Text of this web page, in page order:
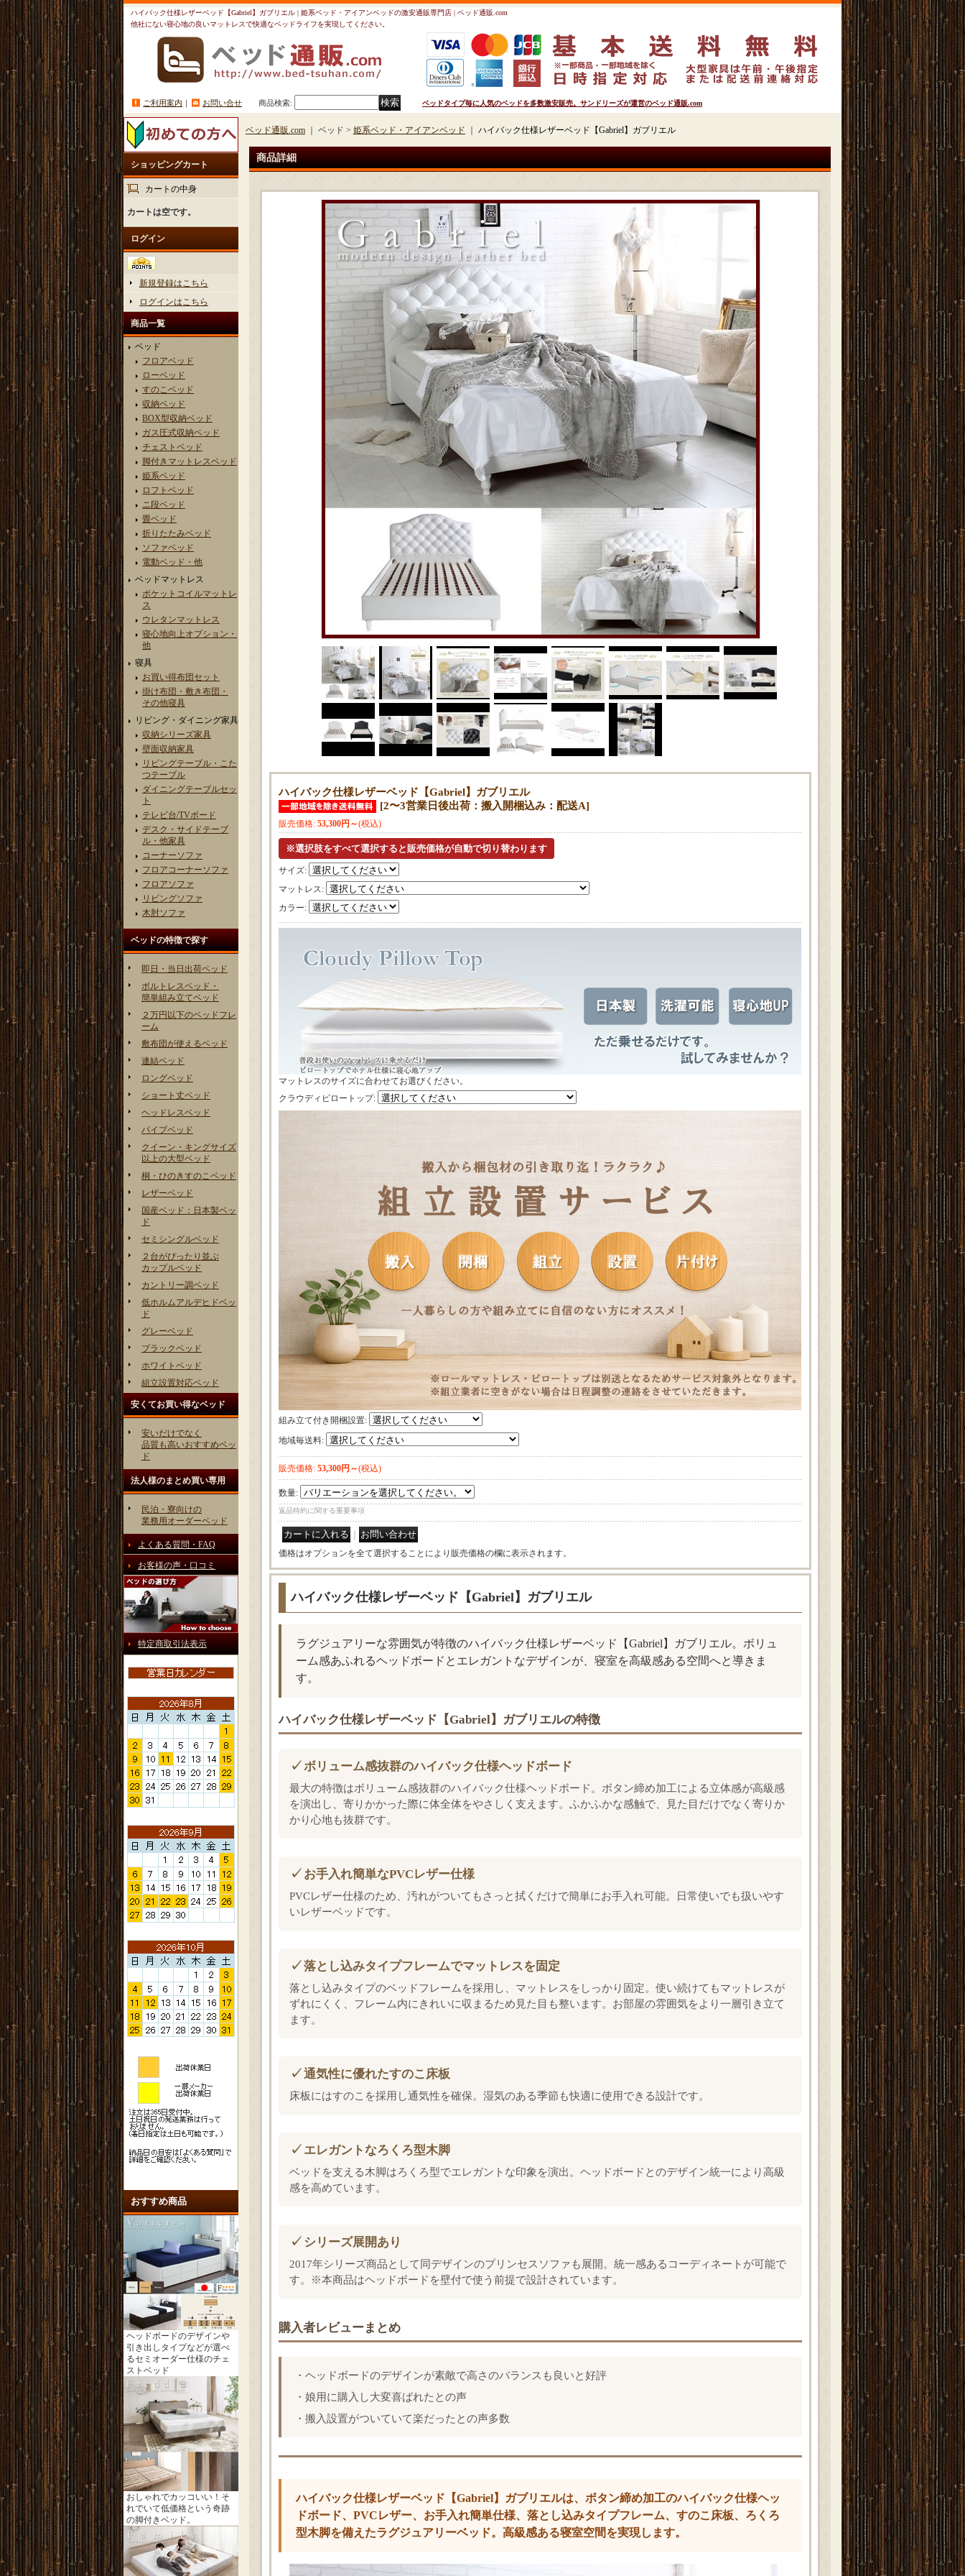
ハイバック仕様レザーベッド【Gabriel】ガブリエル | 姫系ベッド・アイアンベッドの激安通販専門店 | ベッド通販.com
他社にない寝心地の良いマットレスで快適なベッドライフを実現してください。
ベッドタイプ毎に人気のベッドを多数激安販売。サンドリーズが運営のベッド通販.com
ご利用案内 ｜ お問い合せ 商品検索:
ショッピングカート
カートの中身
カートは空です。
ログイン
新規登録はこちら
ログインはこちら
商品一覧
ベッド
フロアベッド
ローベッド
すのこベッド
収納ベッド
BOX型収納ベッド
ガス圧式収納ベッド
チェストベッド
脚付きマットレスベッド
姫系ベッド
ロフトベッド
ニ段ベッド
畳ベッド
折りたたみベッド
ソファベッド
電動ベッド・他
ベッドマットレス
ポケットコイルマットレ
ス
ウレタンマットレス
寝心地向上オプション・
他
寝具
お買い得布団セット
掛け布団・敷き布団・
その他寝具
リビング・ダイニング家具
収納シリーズ家具
壁面収納家具
リビングテーブル・こた
つテーブル
ダイニングテーブルセッ
ト
テレビ台/TVボード
デスク・サイドテーブ
ル・他家具
コーナーソファ
フロアコーナーソファ
フロアソファ
リビングソファ
木肘ソファ
ベッドの特徴で探す
即日・当日出荷ベッド
ボルトレスベッド・
簡単組み立てベッド
２万円以下のベッドフレ
ーム
敷布団が使えるベッド
連結ベッド
ロングベッド
ショート丈ベッド
ヘッドレスベッド
パイプベッド
クイーン・キングサイズ
以上の大型ベッド
桐・ひのきすのこベッド
レザーベッド
国産ベッド：日本製ベッ
ド
セミシングルベッド
２台がぴったり並ぶ
カップルベッド
カントリー調ベッド
低ホルムアルデヒドベッ
ド
グレーベッド
ブラックベッド
ホワイトベッド
組立設置対応ベッド
安くてお買い得なベッド
安いだけでなく
品質も高いおすすめベッ
ド
法人様のまとめ買い専用
民泊・寮向けの
業務用オーダーベッド
よくある質問・FAQ
お客様の声・口コミ
特定商取引法表示
おすすめ商品
ヘッドボードのデザインや
引き出しタイプなどが選べ
るセミオーダー仕様のチェ
ストベッド
おしゃれでカッコいい！そ
れでいて低価格という奇跡
の脚付きベッド。
ベッド通販.com ｜ ベッド > 姫系ベッド・アイアンベッド ハイバック仕様レザーベッド【Gabriel】ガブリエル
商品詳細
ハイバック仕様レザーベッド【Gabriel】ガブリエル
[2〜3営業日後出荷：搬入開梱込み：配送A]
販売価格: 53,300円～(税込)
サイズ:
マットレス:
カラー:
マットレスのサイズに合わせてお選びください。
クラウディピロートップ:
組み立て付き開梱設置:
地域毎送料:
販売価格: 53,300円～(税込)
数量:
返品特約に関する重要事項
価格はオプションを全て選択することにより販売価格の欄に表示されます。
ハイバック仕様レザーベッド【Gabriel】ガブリエル
ラグジュアリーな雰囲気が特徴のハイバック仕様レザーベッド【Gabriel】ガブリエル。ボリュ
ーム感あふれるヘッドボードとエレガントなデザインが、寝室を高級感ある空間へと導きま
す。
ハイバック仕様レザーベッド【Gabriel】ガブリエルの特徴
ボリューム感抜群のハイバック仕様ヘッドボード
最大の特徴はボリューム感抜群のハイバック仕様ヘッドボード。ボタン締め加工による立体感が高級感
を演出し、寄りかかった際に体全体をやさしく支えます。ふかふかな感触で、見た目だけでなく寄りか
かり心地も抜群です。
お手入れ簡単なPVCレザー仕様
PVCレザー仕様のため、汚れがついてもさっと拭くだけで簡単にお手入れ可能。日常使いでも扱いやす
いレザーベッドです。
落とし込みタイプフレームでマットレスを固定
落とし込みタイプのベッドフレームを採用し、マットレスをしっかり固定。使い続けてもマットレスが
ずれにくく、フレーム内にきれいに収まるため見た目も整います。お部屋の雰囲気をより一層引き立て
ます。
通気性に優れたすのこ床板
床板にはすのこを採用し通気性を確保。湿気のある季節も快適に使用できる設計です。
エレガントなろくろ型木脚
ベッドを支える木脚はろくろ型でエレガントな印象を演出。ヘッドボードとのデザイン統一により高級
感を高めています。
シリーズ展開あり
2017年シリーズ商品として同デザインのプリンセスソファも展開。統一感あるコーディネートが可能で
す。※本商品はヘッドボードを壁付で使う前提で設計されています。
購入者レビューまとめ
・ヘッドボードのデザインが素敵で高さのバランスも良いと好評
・娘用に購入し大変喜ばれたとの声
・搬入設置がついていて楽だったとの声多数
ハイバック仕様レザーベッド【Gabriel】ガブリエルは、ボタン締め加工のハイバック仕様ヘッ
ドボード、PVCレザー、お手入れ簡単仕様、落とし込みタイプフレーム、すのこ床板、ろくろ
型木脚を備えたラグジュアリーベッド。高級感ある寝室空間を実現します。